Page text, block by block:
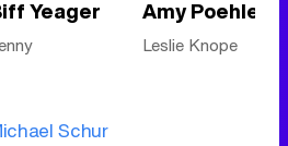
Yeager Amy Poehler
Leslie Knope
Schur